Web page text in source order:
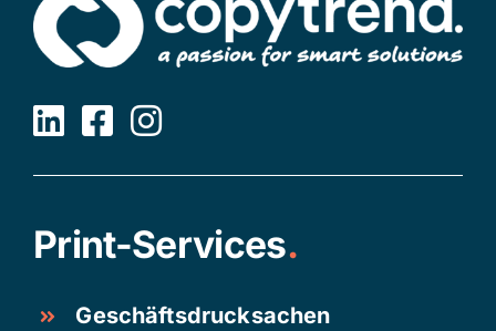
Print-Services.
Geschäftsdrucksachen